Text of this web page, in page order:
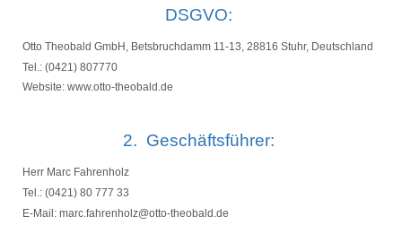
DSGVO:
Otto Theobald GmbH, Betsbruchdamm 11-13, 28816 Stuhr, Deutschland
Tel.: (0421) 807770
Website: www.otto-theobald.de
2. Geschäftsführer:
Herr Marc Fahrenholz
Tel.: (0421) 80 777 33
E-Mail: marc.fahrenholz@otto-theobald.de